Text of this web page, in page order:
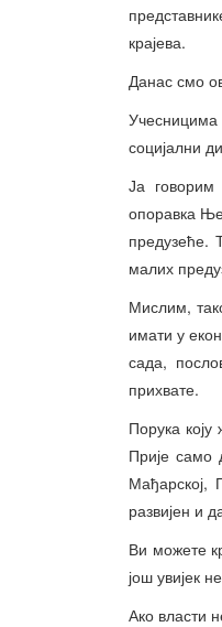
крајева.
Данас смо
социјални
Ја говорим
опоравка
предузеће.
малих
Мислим,
имати у
сада,
прихвате.
Порука
Прије само
Мађарској,
развијен и
Ви можете
још увијек
Ако власти